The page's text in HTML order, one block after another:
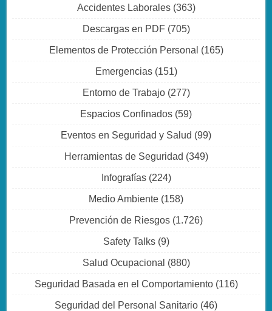
Accidentes Laborales(363)
Descargas en PDF(705)
Elementos de Protección Personal (165)
Emergencias(151)
Entorno de Trabajo(277)
Espacios Confinados (59)
Eventos en Seguridad y Salud (99)
Herramientas de Seguridad (349)
Infografías(224)
Medio Ambiente (158)
Prevención de Riesgos (1.726)
Safety Talks(9)
Salud Ocupacional (880)
Seguridad Basada en el Comportamiento(116)
Seguridad del Personal Sanitario (46)